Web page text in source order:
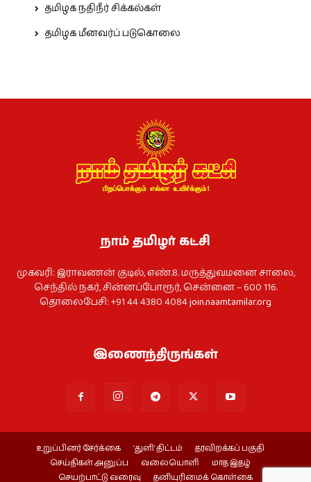
தமிழக நதிநீர் சிக்கல்கள்
தமிழக மீனவர்ப் படுகொலை
நாம் தமிழர் கட்சி
முகவரி: இராவணன் குடில், எண்.8. மருத்துவமனை சாலை,
செந்தில் நகர், சின்னப்போரூர், சென்னை – 600 116.
தொலைபேசி: +91 44 4380 4084join.naamtamilar.org
இணைந்திருங்கள்
உறுப்பினர் சேர்க்கை ‘துளி’ திட்டம்
தரவிறக்கப் பகுதி
செய்திகள் அனுப்ப
வலையொளி
மாத இதழ்
செயற்பாட்டு வரைவு
தனியுரிமைக் கொள்கை